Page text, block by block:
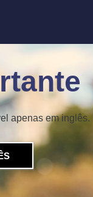
apenas em inglês.